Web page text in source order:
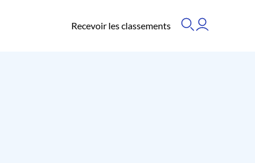
Recevoir les classements